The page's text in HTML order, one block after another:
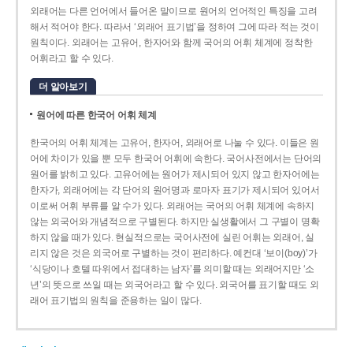
외래어는 다른 언어에서 들어온 말이므로 원어의 언어적인 특징을 고려
해서 적어야 한다. 따라서 ‘외래어 표기법’을 정하여 그에 따라 적는 것이
원칙이다. 외래어는 고유어, 한자어와 함께 국어의 어휘 체계에 정착한
어휘라고 할 수 있다.
더 알아보기
원어에 따른 한국어 어휘 체계
한국어의 어휘 체계는 고유어, 한자어, 외래어로 나눌 수 있다. 이들은 원
어에 차이가 있을 뿐 모두 한국어 어휘에 속한다. 국어사전에서는 단어의
원어를 밝히고 있다. 고유어에는 원어가 제시되어 있지 않고 한자어에는
한자가, 외래어에는 각 단어의 원어명과 로마자 표기가 제시되어 있어서
이로써 어휘 부류를 알 수가 있다. 외래어는 국어의 어휘 체계에 속하지
않는 외국어와 개념적으로 구별된다. 하지만 실생활에서 그 구별이 명확
하지 않을 때가 있다. 현실적으로는 국어사전에 실린 어휘는 외래어, 실
리지 않은 것은 외국어로 구별하는 것이 편리하다. 예컨대 ‘보이(boy)’가
‘식당이나 호텔 따위에서 접대하는 남자’를 의미할 때는 외래어지만 ‘소
년’의 뜻으로 쓰일 때는 외국어라고 할 수 있다. 외국어를 표기할 때도 외
래어 표기법의 원칙을 준용하는 일이 많다.